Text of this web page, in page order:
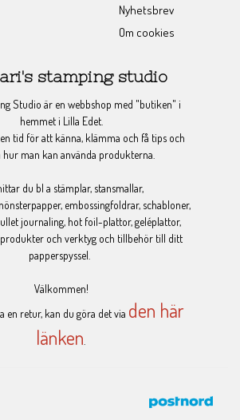
Nyhetsbrev
Om cookies
stamping studio
Studio är en webbshop med "butiken" i
hemmet i Lilla Edet.
tid för att känna, klämma och få tips och
hur man kan använda produkterna.
du bl a stämplar, stansmallar,
embossingfoldrar, schabloner,
journaling, hot foil-plattor, geléplattor,
och verktyg och tillbehör till ditt
papperspyssel.
Välkommen!
en retur, kan du göra det via den här
länken.